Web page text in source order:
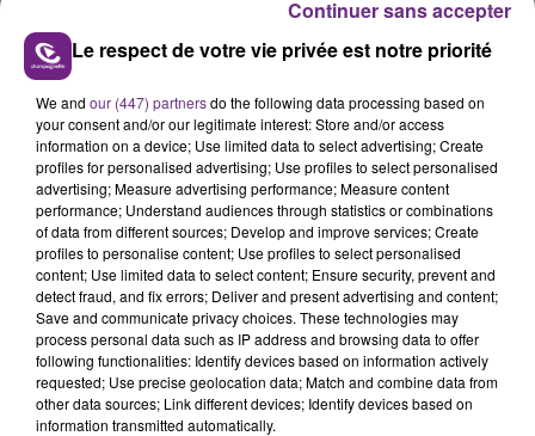
LE MAGASIN JOUÉCLUB DE REIMS FERME
SES PORTES
C'était l'une des institutions du centre-ville
rémois. Le magasin JouéClub est contraint de
fermer ses portes.
TITRES DIFFUSÉS
16h53
16h53 16h47
16h47
Le respect de votre vie privée est notre priorité
We and our (447) partnersdo the following data processing based on
your consent and/or our legitimate interest: Store and/or access
information on a device; Use limited data to select advertising; Create
profiles for personalised advertising; Use profiles to select personalised
advertising; Measure advertising performance; Measure content
performance; Understand audiences through statistics or combinations
of data from different sources; Develop and improve services; Create
profiles to personalise content; Use profiles to select personalised
content; Use limited data to select content; Ensure security, prevent and
detect fraud, and fix errors; Deliver and present advertising and content;
Save and communicate privacy choices. These technologies may
process personal data such as IP address and browsing data to offer
following functionalities: Identify devices based on information actively
requested; Use precise geolocation data; Match and combine data from
other data sources; Link different devices; Identify devices based on
information transmitted automatically.
Continuer sans accepter